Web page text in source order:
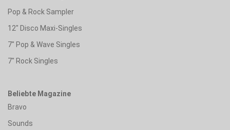
Pop & Rock Sampler
12" Disco Maxi-Singles
7" Pop & Wave Singles
7" Rock Singles
Beliebte Magazine
Bravo
Sounds